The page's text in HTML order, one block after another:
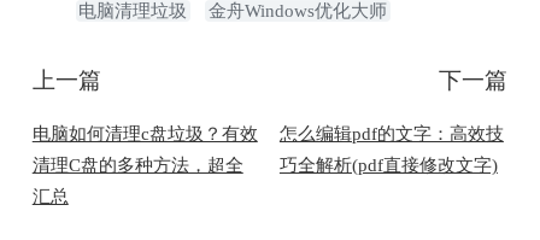
电脑清理垃圾 金舟Windows优化大师
上一篇
电脑如何清理c盘垃圾？有效
清理C盘的多种方法，超全
汇总
下一篇
怎么编辑pdf的文字：高效技
巧全解析(pdf直接修改文字)